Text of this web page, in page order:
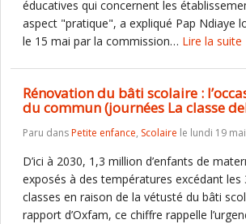
éducatives qui concernent les
aspect "pratique", a expliqué Pap Ndiaye
le 15 mai par la commission… Lire la suite
Rénovation du bâti scolaire :
du commun (journées La classe
Paru dansPetite enfance, Scolaire le lundi 19
D’ici à 2030, 1,3 million d’enfants de
exposés à des températures excédant les
classes en raison de la vétusté du bâti
rapport d’Oxfam, ce chiffre rappelle